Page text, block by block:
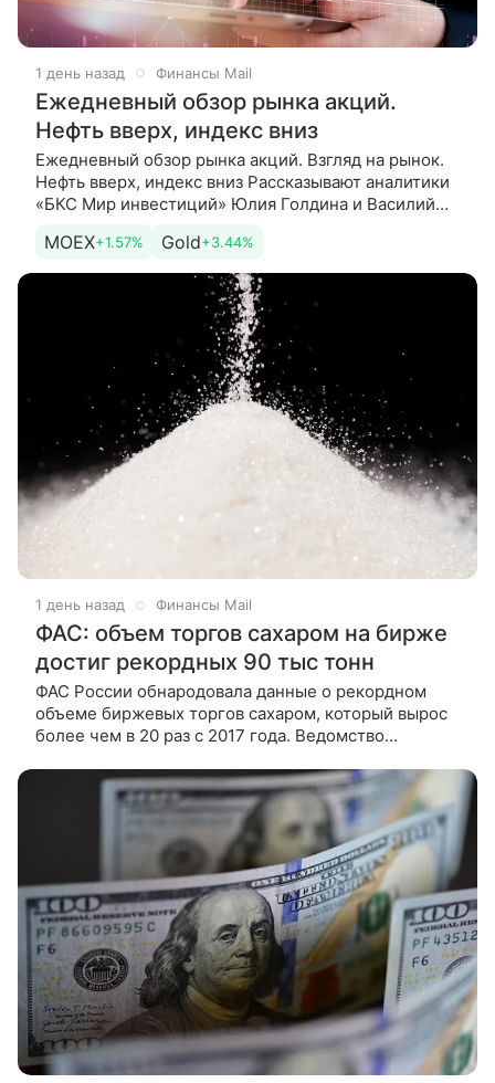
1 день назад Финансы Mail
Ежедневный обзор рынка акций.
Нефть вверх, индекс вниз
Ежедневный обзор рынка акций. Взгляд на рынок.
Нефть вверх, индекс вниз Рассказывают аналитики
«БКС Мир инвестиций» Юлия Голдина и Василий
снижением: в начале
MOEX+1.57% Gold+3.44%
1 день назад Финансы Mail
ФАС: объем торгов сахаром на бирже
достиг рекордных 90 тыс тонн
ФАС России обнародовала данные о рекордном
объеме биржевых торгов сахаром, который вырос
более чем в 20 раз с 2017 года. Ведомство
продолжает развивать биржевой